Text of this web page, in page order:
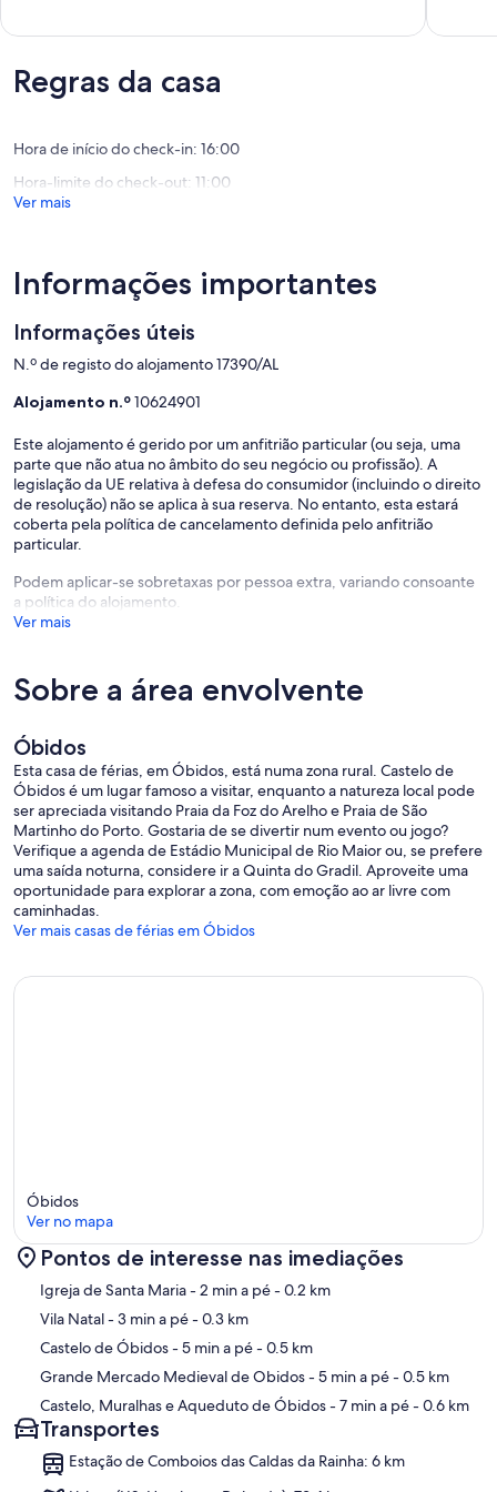
Óbidos
um
máximo
Excecional,
avaliações)
de
Regras da casa
Hora de início do check-in: 16:00
Hora-limite do check-out: 11:00
Ver mais
Informações importantes
Informações úteis
N.º de registo do alojamento 17390/AL
Alojamento n.º10624901
Este alojamento é gerido por um anfitrião particular (ou seja, uma
parte que não atua no âmbito do seu negócio ou profissão). A
legislação da UE relativa à defesa do consumidor (incluindo o direito
de resolução) não se aplica à sua reserva. No entanto, esta estará
coberta pela política de cancelamento definida pelo anfitrião
particular.
Podem aplicar-se sobretaxas por pessoa extra, variando consoante
a política do alojamento.
Ver mais
Sobre a área envolvente
Óbidos
Esta casa de férias, em Óbidos, está numa zona rural. Castelo de
Óbidos é um lugar famoso a visitar, enquanto a natureza local pode
ser apreciada visitando Praia da Foz do Arelho e Praia de São
Martinho do Porto. Gostaria de se divertir num evento ou jogo?
Verifique a agenda de Estádio Municipal de Rio Maior ou, se prefere
uma saída noturna, considere ir a Quinta do Gradil. Aproveite uma
oportunidade para explorar a zona, com emoção ao ar livre com
caminhadas.
Ver mais casas de férias em Óbidos
Mapa
Óbidos
Ver no mapa
Pontos de interesse nas imediações
Igreja de Santa Maria- 2 min a pé- 0.2 km
Vila Natal- 3 min a pé- 0.3 km
Castelo de Óbidos- 5 min a pé- 0.5 km
Grande Mercado Medieval de Obidos- 5 min a pé- 0.5 km
Castelo, Muralhas e Aqueduto de Óbidos- 7 min a pé- 0.6 km
Transportes
Estação de Comboios das Caldas da Rainha: 6 km